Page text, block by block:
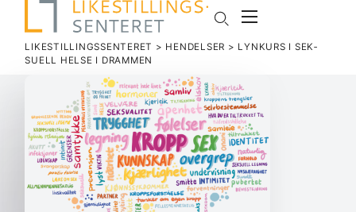
LIKESTILLINGSSENTERET > HENDELSER > LYNKURS I SEK­
SUELL HELSE I DRAMMEN